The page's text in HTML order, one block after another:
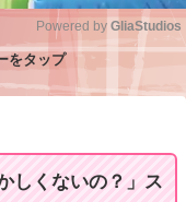
u
Powered by GliaStudios
をタップ
しくないの？」ス